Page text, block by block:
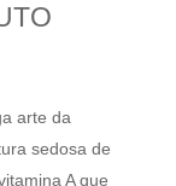
arte da
sedosa de
A que